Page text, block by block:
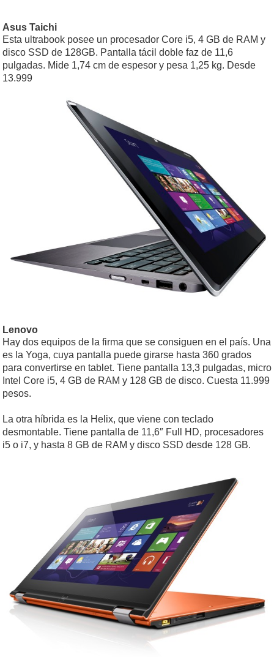
Asus Taichi
Esta ultrabook posee un procesador Core i5, 4 GB de RAM y
disco SSD de 128GB. Pantalla tácil doble faz de 11,6
pulgadas. Mide 1,74 cm de espesor y pesa 1,25 kg. Desde
13.999
Lenovo
Hay dos equipos de la firma que se consiguen en el país. Una
es la Yoga, cuya pantalla puede girarse hasta 360 grados
para convertirse en tablet. Tiene pantalla 13,3 pulgadas, micro
Intel Core i5, 4 GB de RAM y 128 GB de disco. Cuesta 11.999
pesos.
La otra híbrida es la Helix, que viene con teclado
desmontable. Tiene pantalla de 11,6″ Full HD, procesadores
i5 o i7, y hasta 8 GB de RAM y disco SSD desde 128 GB.